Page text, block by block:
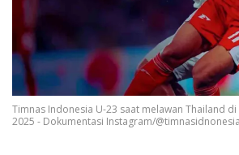
Timnas Indonesia U-23 saat melawan Thailand di
2025 - Dokumentasi Instagram/@timnasidnonesia